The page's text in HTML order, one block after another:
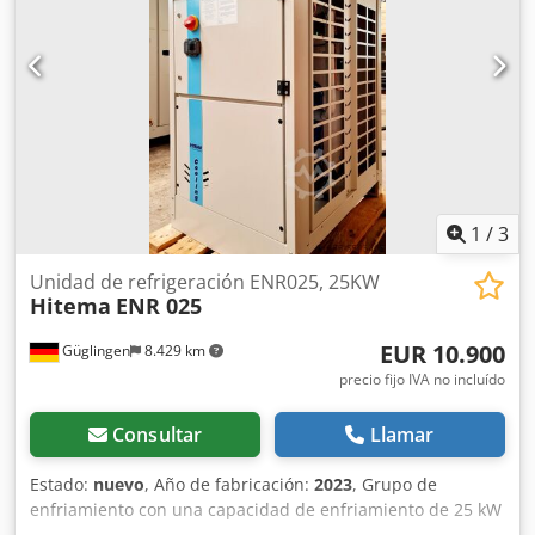
uso. (Se reservan los derechos a modificaciones técnicas y
venta previa). Ubicación: MTA Deutschland GmbH, 41334
Nettetal
adaptarse al proceso.
1 /3
Güglingen 8.429 km
Unidad de refrigeración ENR025, 25KW
Hitema ENR 025
EUR 10.900
precio fijo IVA no incluído
Consultar Llamar
Estado: nuevo, Año de fabricación: 2023, Grupo de
enfriamiento con una capacidad de enfriamiento de 25 kW